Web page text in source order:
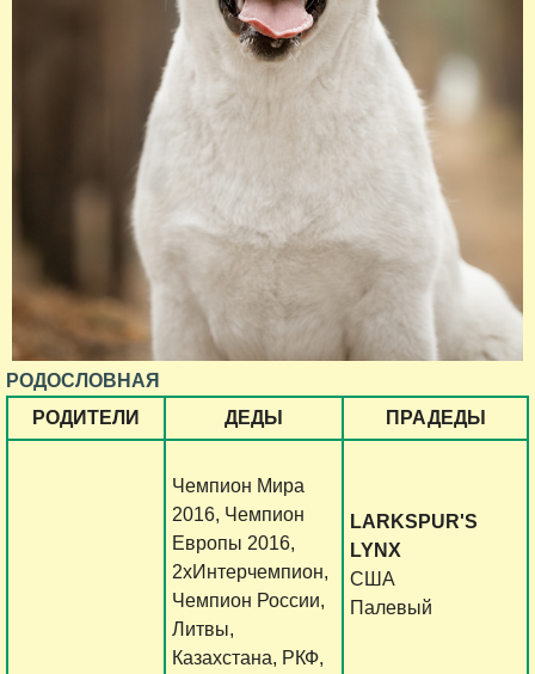
РОДОСЛОВНАЯ
РОДИТЕЛИ
ДЕДЫ ПРАДЕДЫ
Чемпион Мира
2016, Чемпион
Европы 2016,
2хИнтерчемпион,
Чемпион России,
Литвы,
Казахстана, РКФ,
LARKSPUR'S
LYNX
США
Палевый